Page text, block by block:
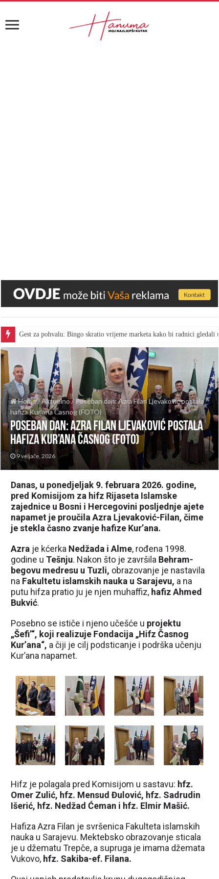
Gest za pohvalu: Bingo skratio vrijeme marketa kako bi radnici gledali
Home/Aktuelno/ Poseban dan: Azra Filan Ljevaković postala
hafiza Kur’ana Časnog (FOTO)
Poseban dan: Azra Filan Ljevaković postala
hafiza Kur’ana Časnog (FOTO)
9 veljače, 2026
Danas, u ponedjeljak 9. februara 2026. godine,
pred Komisijom za hifz Rijaseta Islamske
zajednice u Bosni i Hercegovini posljednje ajete
napamet je proučila Azra Ljevaković-Filan, čime
je stekla časno zvanje hafize Kur’ana.
Azra je kćerka Nedžada i Alme, rođena 1998.
godine u Tešnju. Nakon što je završila Behram-
begovu medresu u Tuzli, obrazovanje je nastavila
na Fakultetu islamskih nauka u Sarajevu, a na
putu hifza pratio ju je njen muhaffiz, hafiz Ahmed
Bukvić.
Posebno se ističe i njeno učešće u projektu
„Šefi’“, koji realizuje Fondacija „Hifz Časnog
Kur’ana“, a čiji je cilj podsticanje i podrška učenju
Kur’ana napamet.
Hifz je polagala pred Komisijom u sastavu: hfz.
Omer Zulić, hfz. Mensud Đulović, hfz. Sadrudin
Išerić, hfz. Nedžad Ćeman i hfz. Elmir Mašić.
Hafiza Azra Filan je svršenica Fakulteta islamskih
nauka u Sarajevu. Mektebsko obrazovanje sticala
je u džematu Trepče, a supruga je imama džemata
Vukovo, hfz. Sakiba-ef. Filana.